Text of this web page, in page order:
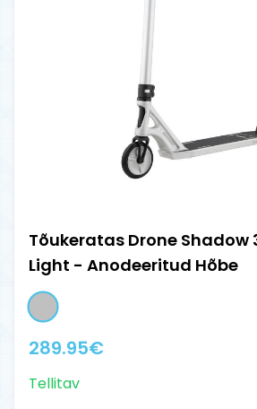
Tõukeratas Drone Shadow
Light - Anodeeritud Hõbe
289.95€
Tellitav